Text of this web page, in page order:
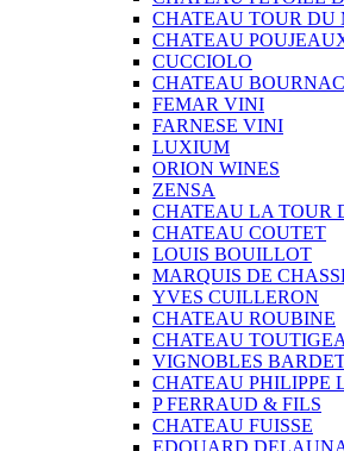
CHATEAU TOUR DU
CHATEAU
CUCCIOLO
CHATEAU BOURNAC
FEMAR VINI
FARNESE VINI
LUXIUM
ORION WINES
ZENSA
CHATEAU LA TOUR
CHATEAU COUTET
LOUIS BOUILLOT
MARQUIS DE
YVES CUILLERON
CHATEAU ROUBINE
CHATEAU
VIGNOBLES
CHATEAU PHILIPPE
P FERRAUD & FILS
CHATEAU FUISSE
EDOUARD